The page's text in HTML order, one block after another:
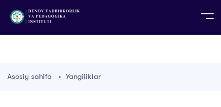
TG TR
Asosiy sahifa Yangiliklar